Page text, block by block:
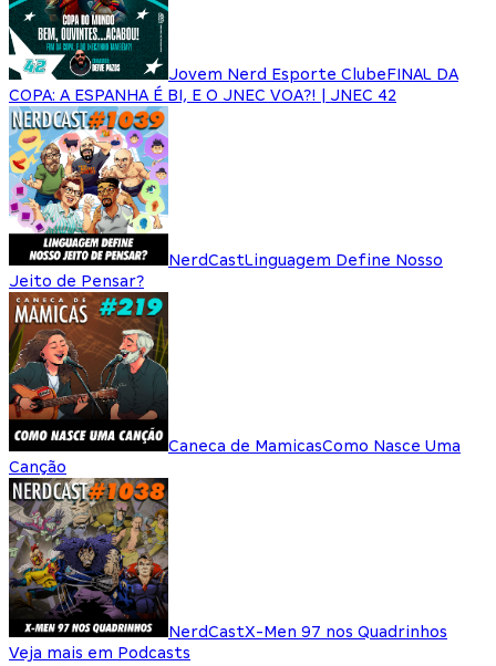
Jovem Nerd Esporte ClubeFINAL DA
COPA: A ESPANHA É BI, E O JNEC VOA?! | JNEC 42
NerdCastLinguagem Define Nosso
Jeito de Pensar?
Caneca de MamicasComo Nasce Uma
Canção
NerdCastX-Men 97 nos Quadrinhos
Veja mais em Podcasts